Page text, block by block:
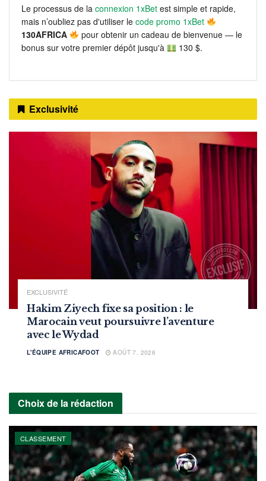
Le processus de la connexion 1xBet est simple et rapide,
mais n’oubliez pas d'utiliser le code promo 1xBet
130AFRICA
pour obtenir un cadeau de bienvenue — le
bonus sur votre premier dépôt jusqu'à
130 $.
Exclusivité
EXCLUSIVITÉ
Hakim Ziyech fixe sa position : le
Marocain veut poursuivre l’aventure
avec le Wydad
L'ÉQUIPE AFRICAFOOT AOÛT 7, 2026
Choix de la rédaction
CLASSEMENT